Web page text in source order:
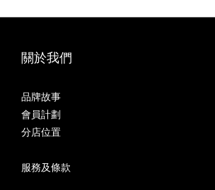
關於我們
品牌故事
會員計劃
分店位置
服務及條款